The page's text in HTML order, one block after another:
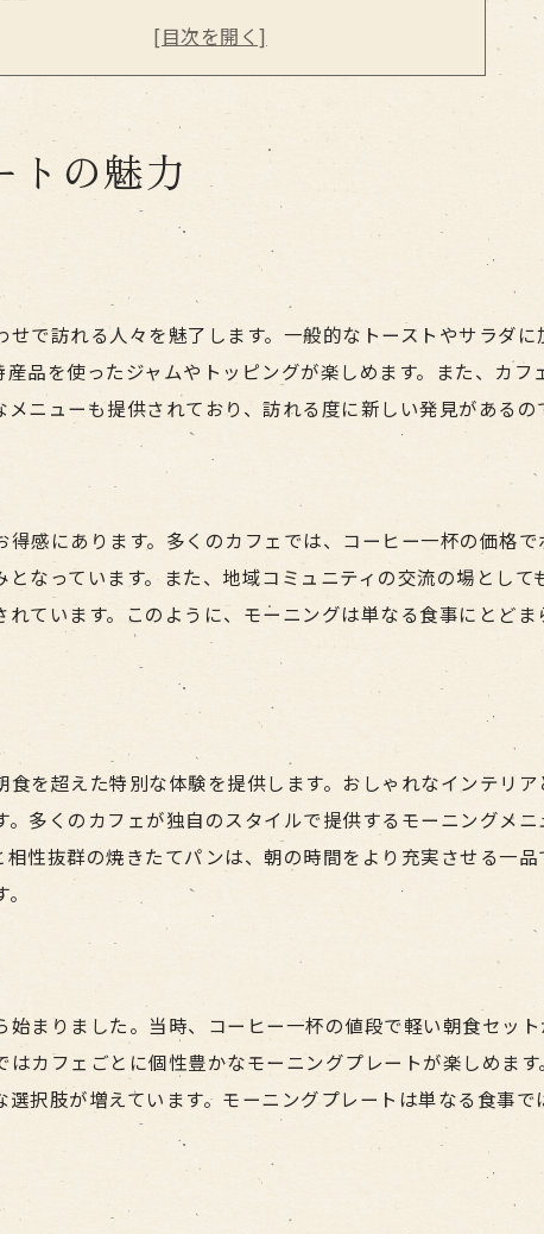
おしゃれカフェでの特別な朝食体験
モーニングプレートの歴史とその進化
異なるカフェのモーニングを食べ比べ
モーニングで始まる名古屋の新しい一日
名古屋市で味わうモーニングの醍醐味
モーニング文化が生む特別なひととき
モーニングがもたらす一日の活力
モーニングで心も体もリフレッシュ
週末の贅沢モーニング体験を楽しむ
名古屋でしか味わえないモーニング
名古屋のモーニング文化を楽しむ方法
初めての人におすすめのモーニング店
地元の人との交流が生むモーニングの楽しさ
モーニングの新しいスタイルを発見
モーニングの楽しみ方を多角的に紹介
モーニングプレートで名古屋を体験
名古屋の文化を感じるモーニング
モーニングで味わう地元の味覚
カフェでの特別なモーニング時間
モーニングプレートで心も満たされる
モーニングを通じて名古屋を知る
名古屋市で人気のモーニングを探す
地元の人に人気のモーニング店
朝から活気ある名古屋のモーニング
トの魅力
で訪れる人々を魅了します。一般的なトーストやサラダ
品を使ったジャムやトッピングが楽しめます。また、カ
ニューも提供されており、訪れる度に新しい発見があるの
感にあります。多くのカフェでは、コーヒー一杯の価格
なっています。また、地域コミュニティの交流の場とし
ています。このように、モーニングは単なる食事にとど
を超えた特別な体験を提供します。おしゃれなインテリ
多くのカフェが独自のスタイルで提供するモーニングメ
性抜群の焼きたてパンは、朝の時間をより充実させる一
まりました。当時、コーヒー一杯の値段で軽い朝食セッ
カフェごとに個性豊かなモーニングプレートが楽しめま
択肢が増えています。モーニングプレートは単なる食事